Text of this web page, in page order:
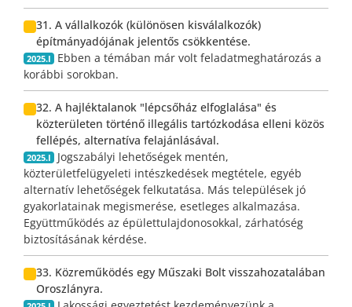
31. A vállalkozók (különösen kisválalkozók)
építmányadójának jelentős csökkentése.
2025.I
Ebben a témában már volt feladatmeghatározás a
korábbi sorokban.
32. A hajléktalanok "lépcsőház elfoglalása" és
közterületen történő illegális tartózkodása elleni közös
fellépés, alternatíva felajánlásával.
2025.I
Jogszabályi lehetőségek mentén,
közterületfelügyeleti intészkedések megtétele, egyéb
alternatív lehetőségek felkutatása. Más települések jó
gyakorlatainak megismerése, esetleges alkalmazása.
Együttműködés az épülettulajdonosokkal, zárhatóség
biztosításának kérdése.
33. Közreműködés egy Műszaki Bolt visszahozatalában
Oroszlányra.